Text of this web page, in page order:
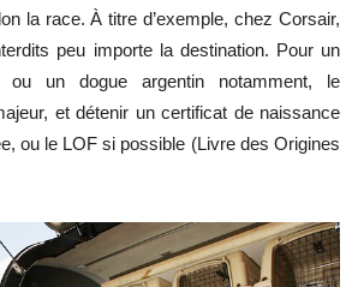
la race. À titre d’exemple, chez Corsair,
peu importe la destination. Pour un
ou un dogue argentin notamment, le
et détenir un certificat de naissance
ou le LOF si possible (Livre des Origines